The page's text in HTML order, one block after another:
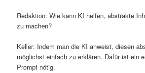
Redaktion: Wie kann KI helfen, abstrakte
zu machen?
Keller: Indem man die KI anweist, diesen
möglichst einfach zu erklären. Dafür ist ein
Prompt nötig.